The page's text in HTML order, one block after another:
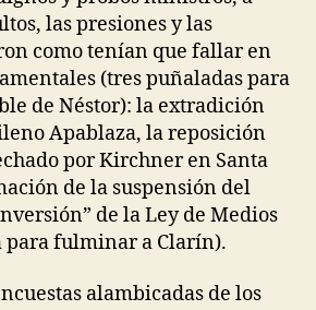
las presiones y las
como tenían que fallar en
(tres puñaladas para
de Néstor): la extradición
Apablaza, la reposición
por Kirchner en Santa
de la suspensión del
de la Ley de Medios
para fulminar a Clarín).
alambicadas de los